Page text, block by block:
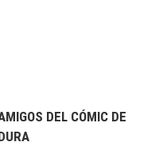
DEL CÓMIC DE